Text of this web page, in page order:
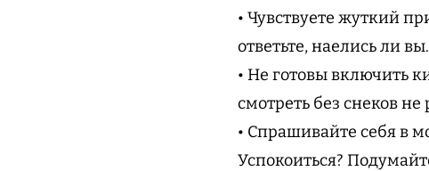
• Чувствуете жуткий
ответьте, наелись ли вы.
• Не готовы включить
смотреть без снеков не
• Спрашивайте себя в
Успокоиться?